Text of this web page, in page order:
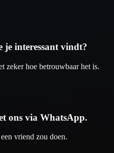
je interessant vindt?
zeker hoe betrouwbaar het is.
ons via WhatsApp.
vriend zou doen.